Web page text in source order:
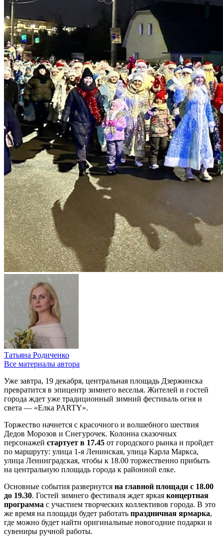
Татьяна Родиченко
Все материалы автора
Уже завтра, 19 декабря, центральная площадь Дзержинска
превратится в эпицентр зимнего веселья. Жителей и гостей
города ждет уже традиционный зимний фестиваль огня и
света — «Елка PARTY».
Торжество начнется с красочного и волшебного шествия
Дедов Морозов и Снегурочек. Колонна сказочных
персонажей стартует в 17.45 от городского рынка и пройдет
по маршруту: улица 1-я Ленинская, улица Карла Маркса,
улица Ленинградская, чтобы к 18.00 торжественно прибыть
на центральную площадь города к районной елке.
Основные события развернутся на главной площади с 18.00
до 19.30. Гостей зимнего фестиваля ждет яркая концертная
программа с участием творческих коллективов города. В это
же время на площади будет работать праздничная ярмарка,
где можно будет найти оригинальные новогодние подарки и
сувениры ручной работы.